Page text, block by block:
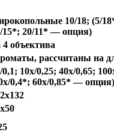
10/18; (5/
15*; 20/11* — опция)
4 объектива
рассчитаны на
0,1; 10x/0,25; 40x/0,65;
0,4*; 60x/0,85* — опция)